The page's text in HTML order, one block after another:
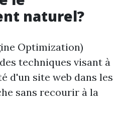
naturel?
Optimization)
techniques visant à
d'un site web dans les
sans recourir à la